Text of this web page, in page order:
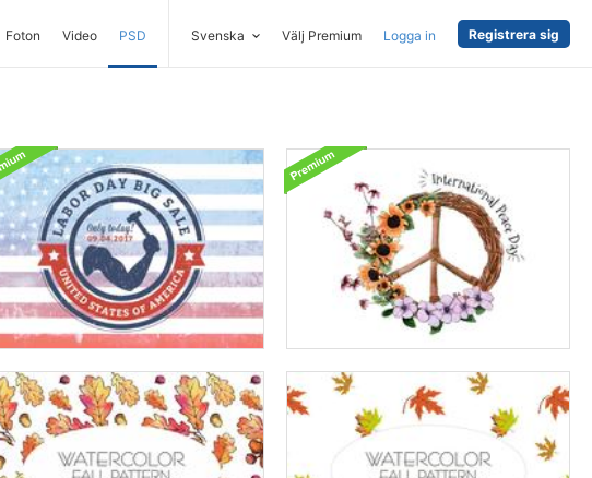
Foton Video PSD Svenska Välj Premium Logga in Registrera sig